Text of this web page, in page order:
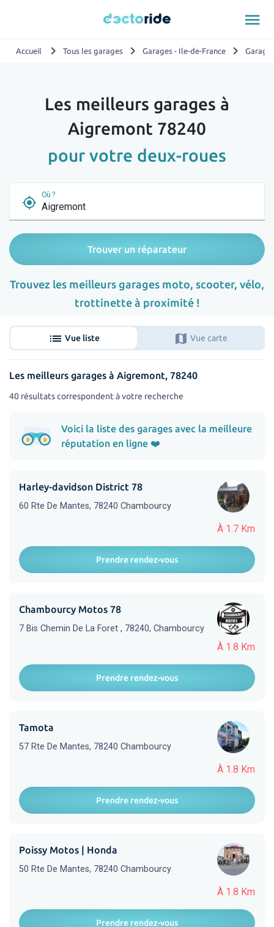
menu
Accueil chevron_right Tous les garages chevron_right Garages - Ile-de-France chevron_right
Les meilleurs garages à
Aigremont 78240
pour votre deux-roues
my_location
Où ?
Trouver un réparateur
Trouvez les meilleurs garages moto, scooter, vélo,
trottinette à proximité !
list Vue liste map Vue carte
Les meilleurs garages à Aigremont, 78240
40 résultats correspondent à votre recherche
Voici la liste des garages avec la meilleure
réputation en ligne ❤️
À 1.7 Km
Harley-davidson District 78
60 Rte De Mantes, 78240 Chambourcy
Prendre rendez-vous
À 1.8 Km
Chambourcy Motos 78
7 Bis Chemin De La Foret , 78240, Chambourcy
Prendre rendez-vous
À 1.8 Km
Tamota
57 Rte De Mantes, 78240 Chambourcy
Prendre rendez-vous
À 1.8 Km
Poissy Motos | Honda
50 Rte De Mantes, 78240 Chambourcy
Prendre rendez-vous